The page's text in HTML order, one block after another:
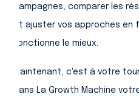
campagnes, comparer les
et ajuster vos approches en
fonctionne le mieux.
Maintenant, c'est à votre
dans La Growth Machine